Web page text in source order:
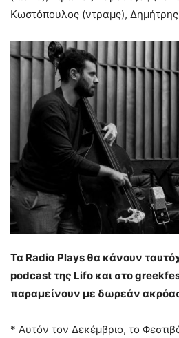
Κωστόπουλος (ντραμς),
Τα Radio Plays θα κάνουν
podcastτης Lifo και στο
παραμείνουν με δωρεάν
* Αυτόν τον Δεκέμβριο, το